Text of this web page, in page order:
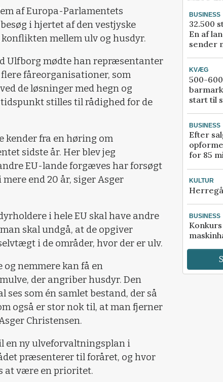
af Europa-Parlamentets
i hjertet af den vestjyske
mellem ulv og husdyr.
Ulfborg mødte han repræsentanter
fåreorganisationer, som
de løsninger med hegn og
stilles til rådighed for de
kender fra en høring om
sidste år. Her blev jeg
EU-lande forgæves har forsøgt
end 20 år, siger Asger
i hele EU skal have andre
skal undgå, at de opgiver
i de områder, hvor der er ulv.
nemmere kan få en
der angriber husdyr. Den
ses som én samlet bestand, der så
også er stor nok til, at man fjerner
Christensen.
en ny ulveforvaltningsplan i
præsenterer til foråret, og hvor
at være en prioritet.
BUSINESS
32.500
En af
sender
KVÆG
500-
start til
BUSINESS
Efter
for 85
KULTUR
BUSINESS